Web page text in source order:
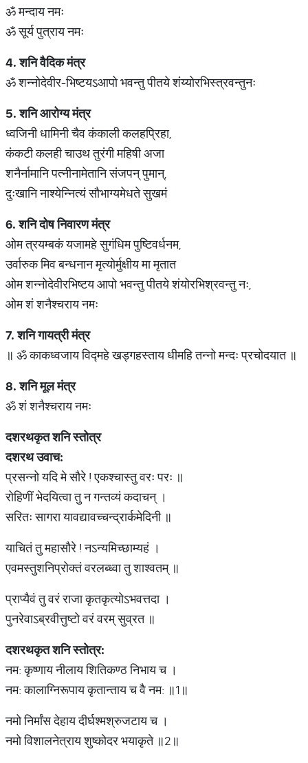
ॐ मन्दाय नमः
ॐ सूर्य पुत्राय नमः
4.शनिवैदिकमंत्र
ॐ शन्नोदेवीर-भिष्टयऽआपो भवन्तु पीतये शंय्योरभिस्त्रवन्तुनः
5.शनिआरोग्यमंत्र
ध्वजिनी धामिनी चैव कंकाली कलहप्रिहा,
कंकटी कलही चाउथ तुरंगी महिषी अजा
शनैर्नामानि पत्नीनामेतानि संजपन् पुमान्,
दुःखानि नाश्येन्नित्यं सौभाग्यमेधते सुखमं
6.शनिदोषनिवारणमंत्र
ओम त्रयम्बकं यजामहे सुगंधिम पुष्टिवर्धनम,
उर्वारुक मिव बन्धनान मृत्योर्मुक्षीय मा मृतात
ओम शन्नोदेवीरभिष्टय आपो भवन्तु पीतये शंयोरभिश्रवन्तु नः,
ओम शं शनैश्चराय नमः
7.शनिगायत्रीमंत्र
॥ ॐ काकध्वजाय विद्महे खड्गहस्ताय धीमहि तन्नो मन्दः प्रचोदयात ॥
8.शनिमूलमंत्र
ॐ शं शनैश्चराय नमः
दशरथकृतशनिस्तोत्र
दशरथउवाच:
प्रसन्नो यदि मे सौरे ! एकश्चास्तु वरः परः ॥
रोहिणीं भेदयित्वा तु न गन्तव्यं कदाचन् ।
सरितः सागरा यावद्यावच्चन्द्रार्कमेदिनी ॥
याचितं तु महासौरे ! नऽन्यमिच्छाम्यहं ।
एवमस्तुशनिप्रोक्तं वरलब्ध्वा तु शाश्वतम् ॥
प्राप्यैवं तु वरं राजा कृतकृत्योऽभवत्तदा ।
पुनरेवाऽब्रवीत्तुष्टो वरं वरम् सुव्रत ॥
दशरथकृतशनिस्तोत्र:
नम: कृष्णाय नीलाय शितिकण्ठ निभाय च ।
नम: कालाग्निरूपाय कृतान्ताय च वै नम: ॥1॥
नमो निर्मांस देहाय दीर्घश्मश्रुजटाय च ।
नमो विशालनेत्राय शुष्कोदर भयाकृते ॥2॥